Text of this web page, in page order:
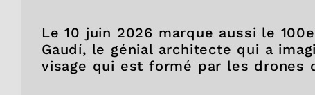
Le 10 juin 2026 marque aussi le
Gaudí, le génial architecte qui a
visage qui est formé par les drones